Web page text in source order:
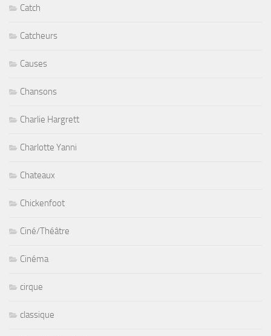
Catch
Catcheurs
Causes
Chansons
Charlie Hargrett
Charlotte Yanni
Chateaux
Chickenfoot
Ciné/Théâtre
Cinéma
cirque
classique